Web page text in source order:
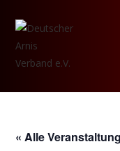
Inhalt
springen
« Alle